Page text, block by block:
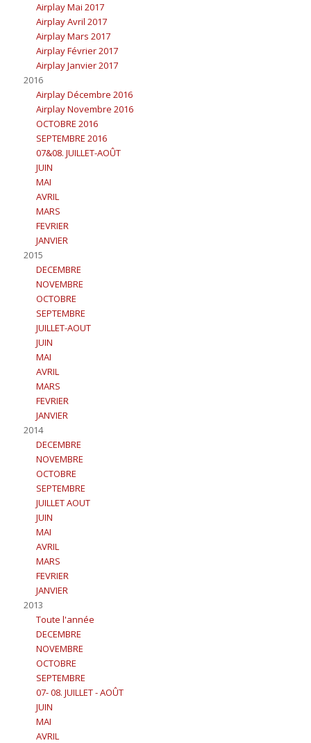
Airplay Mai 2017
Airplay Avril 2017
Airplay Mars 2017
Airplay Février 2017
Airplay Janvier 2017
2016
Airplay Décembre 2016
Airplay Novembre 2016
OCTOBRE 2016
SEPTEMBRE 2016
07&08. JUILLET-AOÛT
JUIN
MAI
AVRIL
MARS
FEVRIER
JANVIER
2015
DECEMBRE
NOVEMBRE
OCTOBRE
SEPTEMBRE
JUILLET-AOUT
JUIN
MAI
AVRIL
MARS
FEVRIER
JANVIER
2014
DECEMBRE
NOVEMBRE
OCTOBRE
SEPTEMBRE
JUILLET AOUT
JUIN
MAI
AVRIL
MARS
FEVRIER
JANVIER
2013
Toute l'année
DECEMBRE
NOVEMBRE
OCTOBRE
SEPTEMBRE
07- 08. JUILLET - AOÛT
JUIN
MAI
AVRIL